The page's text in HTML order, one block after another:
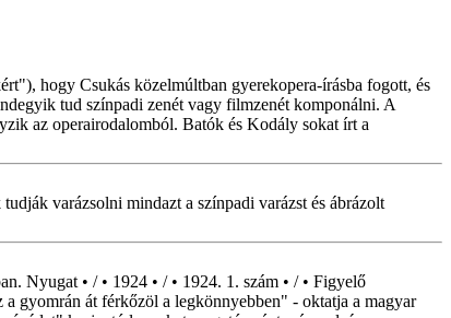
hogy Csukás közelmúltban gyerekopera-írásba fogott, és
tud színpadi zenét vagy filmzenét komponálni. A
az operairodalomból. Batók és Kodály sokat írt a
varázsolni mindazt a színpadi varázst és ábrázolt
Nyugat • / • 1924 • / • 1924. 1. szám • / • Figyelő
gyomrán át férkőzöl a legkönnyebben" - oktatja a magyar